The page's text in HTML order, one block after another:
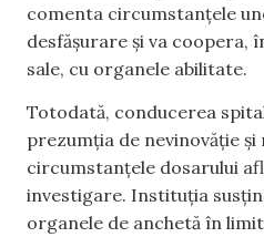
comenta circumstanțele
desfășurare și va
sale, cu organele abilitate.
Totodată, conducerea
prezumția de nevinovăție și
circumstanțele dosarului
investigare. Instituția
organele de anchetă în